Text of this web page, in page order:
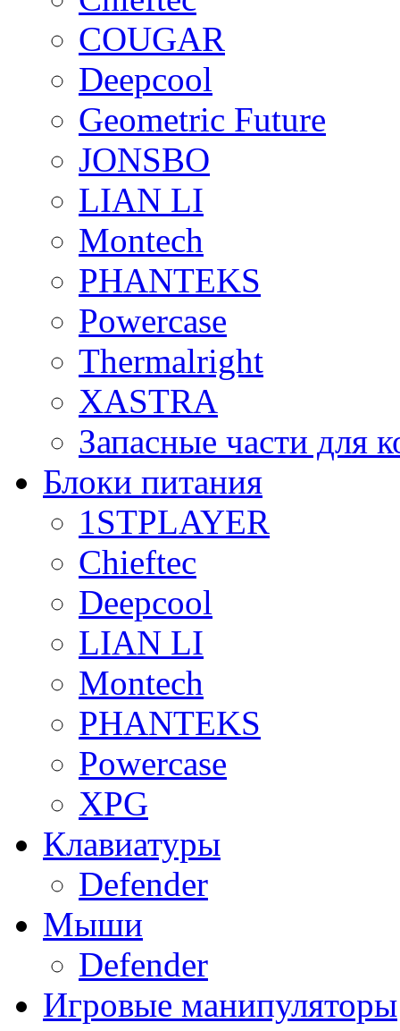
COUGAR
Deepcool
Geometric Future
JONSBO
LIAN LI
Montech
PHANTEKS
Powercase
Thermalright
XASTRA
Запасные части для
Блоки питания
1STPLAYER
Chieftec
Deepcool
LIAN LI
Montech
PHANTEKS
Powercase
XPG
Клавиатуры
Defender
Мыши
Defender
Игровые манипуляторы